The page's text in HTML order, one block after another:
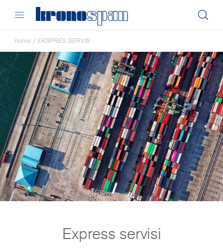
home / EKSPRES SERVIS
Express servisi